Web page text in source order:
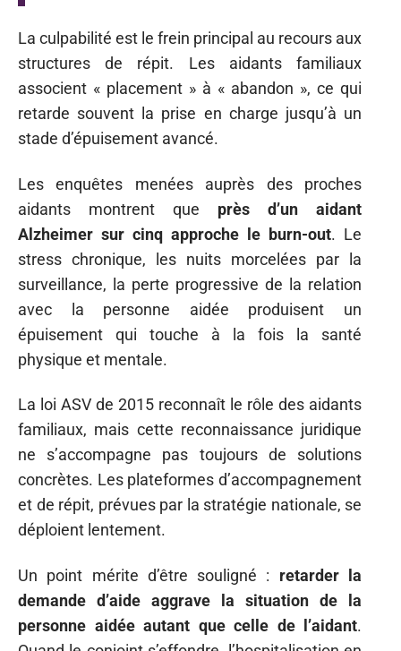
La culpabilité est le frein principal au recours aux
structures de répit. Les aidants familiaux
associent « placement » à « abandon », ce qui
retarde souvent la prise en charge jusqu’à un
stade d’épuisement avancé.
Les enquêtes menées auprès des proches
aidants montrent que près d’un aidant
Alzheimer sur cinq approche le burn-out. Le
stress chronique, les nuits morcelées par la
surveillance, la perte progressive de la relation
avec la personne aidée produisent un
épuisement qui touche à la fois la santé
physique et mentale.
La loi ASV de 2015 reconnaît le rôle des aidants
familiaux, mais cette reconnaissance juridique
ne s’accompagne pas toujours de solutions
concrètes. Les plateformes d’accompagnement
et de répit, prévues par la stratégie nationale, se
déploient lentement.
Un point mérite d’être souligné : retarder la
demande d’aide aggrave la situation de la
personne aidée autant que celle de l’aidant.